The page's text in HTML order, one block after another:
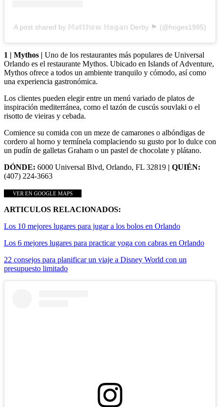
A post shared by 𝕄𝕒𝕥𝕥𝕙𝕖𝕨 ℍ𝕠𝕘𝕒𝕟 Derby 🏴󠁧󠁢󠁥󠁮󠁧󠁿 (@hoges1985)
1 | Mythos | Uno de los restaurantes más populares de Universal
Orlando es el restaurante Mythos. Ubicado en Islands of Adventure,
Mythos ofrece a todos un ambiente tranquilo y cómodo, así como
una experiencia gastronómica.
Los clientes pueden elegir entre un menú variado de platos de
inspiración mediterránea, como el tazón de cuscús souvlaki o el
risotto de vieiras y cebada.
Comience su comida con un meze de camarones o albóndigas de
cordero al horno y termínela complaciendo su gusto por lo dulce con
un pudín de galletas Graham o un pastel de chocolate y plátano.
DÓNDE: 6000 Universal Blvd, Orlando, FL 32819 | QUIÉN:
(407) 224-3663
VER EN GOOGLE MAPS
ARTICULOS RELACIONADOS:
Los 10 mejores lugares para jugar a los bolos en Orlando
Los 6 mejores lugares para practicar yoga con cabras en Orlando
22 consejos para planificar un viaje a Disney World con un
presupuesto limitado